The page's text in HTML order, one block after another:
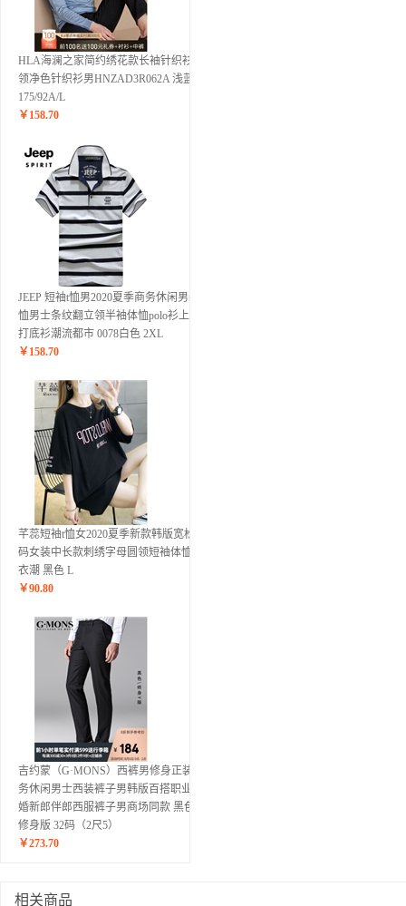
HLA海澜之家简约绣花款长袖针织衫圆
领净色针织衫男HNZAD3R062A 浅蓝62
175/92A/L
￥ 158.70
JEEP 短袖t恤男2020夏季商务休闲男装T
恤男士条纹翻立领半袖体恤polo衫上衣
打底衫潮流都市 0078白色 2XL
￥ 158.70
芊蕊短袖t恤女2020夏季新款韩版宽松大
码女装中长款刺绣字母圆领短袖体恤上
衣潮 黑色 L
￥90.80
吉约蒙（G·MONS）西裤男修身正装商
务休闲男士西装裤子男韩版百搭职业结
婚新郎伴郎西服裤子男商场同款 黑色-
修身版 32码（2尺5）
￥273.70